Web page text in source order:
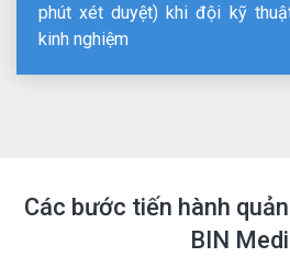
phút xét duyệt) khi đội kỹ
kinh nghiệm
Các bước tiến hành
BIN